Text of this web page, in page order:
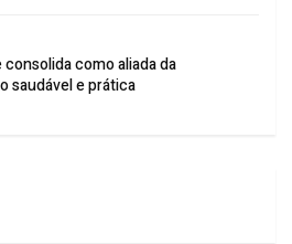
como aliada da
saudável e prática